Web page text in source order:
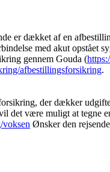
er dækket af en
med akut opstået
gennem Gouda (
afbestillingsforsikring.
der dækker
det være muligt at tegne
Ønsker den